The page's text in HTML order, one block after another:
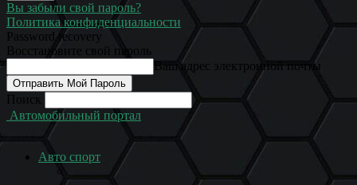
Вы забыли свой пароль?
Политика конфиденциальности
Password recovery
Восстановите свой пароль
Ваш адрес электронной почты
Поиск
Автомобильный портал
Авто спорт